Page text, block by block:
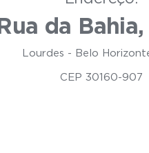
Rua da
Lourdes - Belo
CEP 30160-907